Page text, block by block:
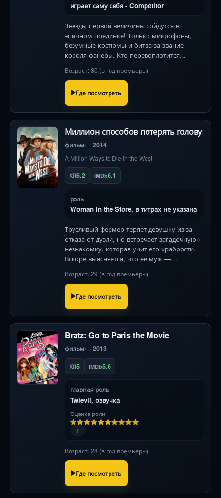
играет саму себя - Competitor
Звезды первой величины сойдутся в
эпичном поединке! Только микрофоны,
безумные костюмы и битва за звание
короля фанеры. Кто перевоплотится
Возраст: 30 (в год премьеры)
Где посмотреть
Миллион способов потерять голову
фильм 2014
A Million Ways to Die in the West
КП6.2 IMDb6.1
роль
Woman in the Store, в титрах не указана
Трусливый фермер теряет девушку из-за
отказа от дуэли, но встречает загадочную
незнакомку, которая учит его храбрости.
Вскоре выясняется, что её муж —
Возраст: 29 (в год премьеры)
Где посмотреть
Bratz: Go to Paris the Movie
фильм 2013
КП5 IMDb5.6
главная роль
Twievil, озвучка
Оценка роли
1
Возраст: 28 (в год премьеры)
Где посмотреть